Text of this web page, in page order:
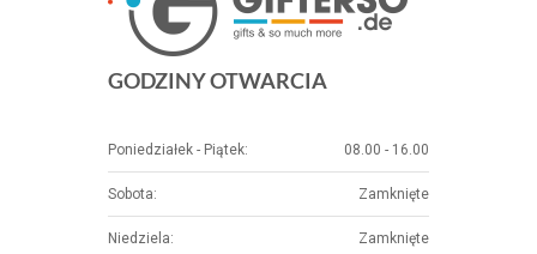
GODZINY OTWARCIA
Poniedziałek - Piątek: 08.00 - 16.00
Sobota: Zamknięte
Niedziela: Zamknięte